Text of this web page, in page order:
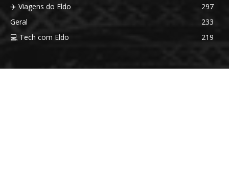
✈️ Viagens do Eldo
297
Geral
233
💻 Tech com Eldo
219